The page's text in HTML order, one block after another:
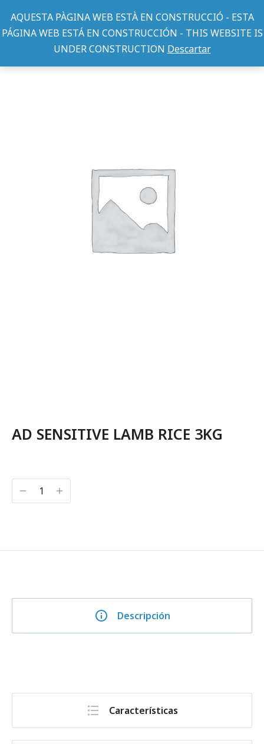
AQUESTA PÀGINA WEB ESTÀ EN CONSTRUCCIÓ - ESTA
PÁGINA WEB ESTÁ EN CONSTRUCCIÓN - THIS WEBSITE IS
UNDER CONSTRUCTION Descartar
AD SENSITIVE LAMB RICE 3KG
Descripción
Características